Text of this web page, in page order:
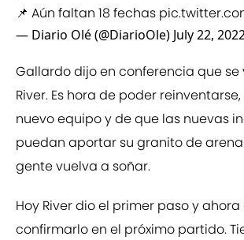
📌 Aún faltan 18 fechas
— Diario Olé (@DiarioOle) July 22,
Gallardo dijo en conferencia que se
River. Es hora de poder
nuevo equipo y de que las nuevas
puedan aportar su granito de
gente vuelva a soñar.
Hoy River dio el primer paso y
confirmarlo en el próximo partido.